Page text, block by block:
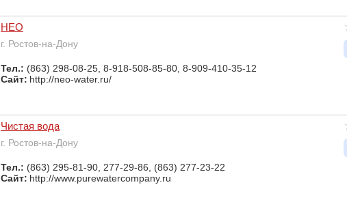
НЕО
г. Ростов-на-Дону
Тел.: (863) 298-08-25, 8-918-508-85-80, 8-909-410-35-12
Сайт: http://neo-water.ru/
Чистая вода
г. Ростов-на-Дону
Тел.: (863) 295-81-90, 277-29-86, (863) 277-23-22
Сайт: http://www.purewatercompany.ru